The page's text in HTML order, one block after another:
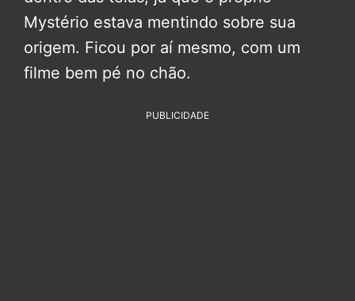
Mystério estava mentindo sobre sua
origem. Ficou por aí mesmo, com um
filme bem pé no chão.
PUBLICIDADE